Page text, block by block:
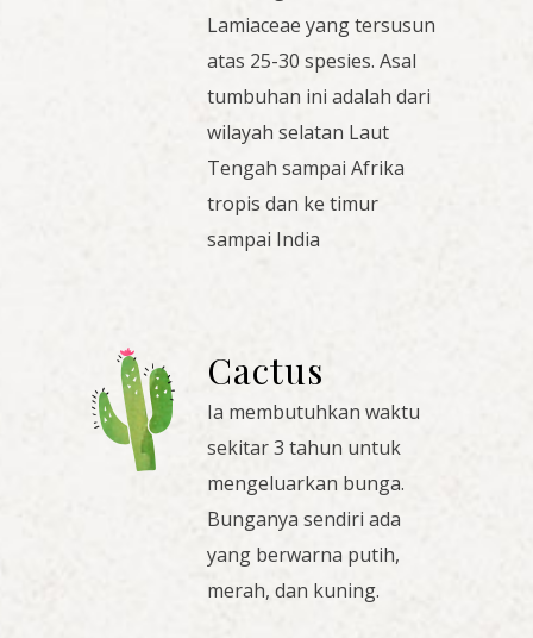
Lamiaceae yang tersusun
atas 25-30 spesies. Asal
tumbuhan ini adalah dari
wilayah selatan Laut
Tengah sampai Afrika
tropis dan ke timur
sampai India
Cactus
Ia membutuhkan waktu
sekitar 3 tahun untuk
mengeluarkan bunga.
Bunganya sendiri ada
yang berwarna putih,
merah, dan kuning.